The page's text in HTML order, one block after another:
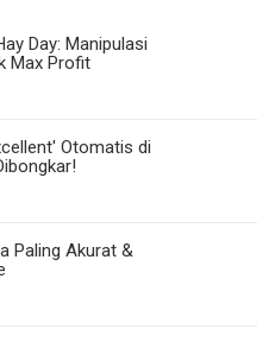
Day: Manipulasi
Max Profit
Otomatis di
Paling Akurat &